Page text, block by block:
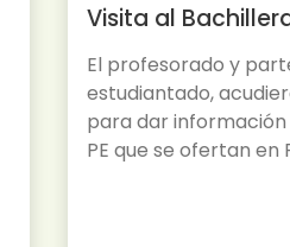
Visita al
El profesorado y
estudiantado,
para dar
PE que se ofertan en